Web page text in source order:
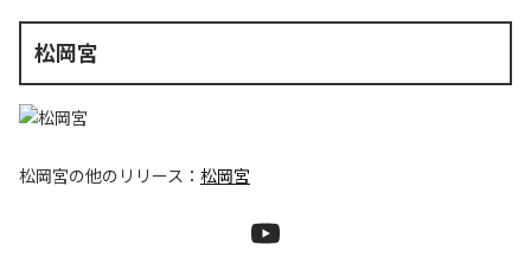
松岡宮
松岡宮の他のリリース： 松岡宮